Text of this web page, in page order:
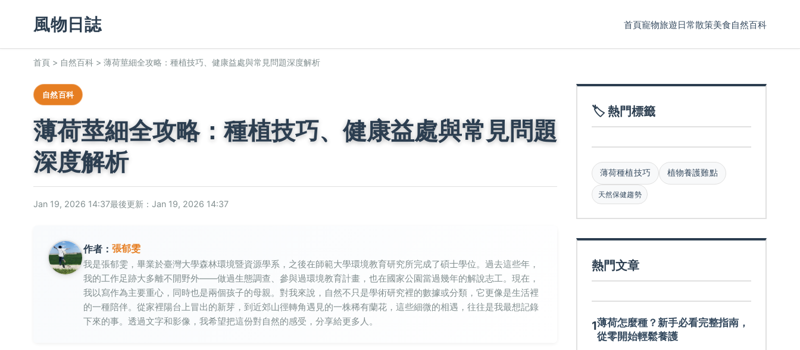
風物日誌 首頁寵物旅遊日常散策美食自然百科
首頁 > 自然百科 > 薄荷莖細全攻略：種植技巧、健康益處與常見問題深度解析
自然百科
薄荷莖細全攻略：種植技巧、健康益處與常見問題
深度解析
Jan 19, 2026 14:37最後更新：Jan 19, 2026 14:37
作者： 張郁雯
我是張郁雯，畢業於臺灣大學森林環境暨資源學系，之後在師範大學環境教育研究所完成了碩士學位。過去這些年，
我的工作足跡大多離不開野外——做過生態調查、參與過環境教育計畫，也在國家公園當過幾年的解說志工。現在，
我以寫作為主要重心，同時也是兩個孩子的母親。對我來說，自然不只是學術研究裡的數據或分類，它更像是生活裡
的一種陪伴。從家裡陽台上冒出的新芽，到近郊山徑轉角遇見的一株稀有蘭花，這些細微的相遇，往往是我最想記錄
下來的事。透過文字和影像，我希望把這份對自然的感受，分享給更多人。
🏷️ 熱門標籤
薄荷種植技巧 植物養護難點
天然保健趨勢
熱門文章
1薄荷怎麼種？新手必看完整指南，
從零開始輕鬆養護